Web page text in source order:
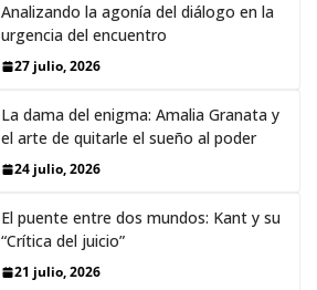
Analizando la agonía del diálogo en la
urgencia del encuentro
27 julio, 2026
La dama del enigma: Amalia Granata y
el arte de quitarle el sueño al poder
24 julio, 2026
El puente entre dos mundos: Kant y su
“Crítica del juicio”
21 julio, 2026